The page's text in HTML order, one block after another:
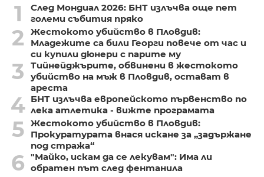
1
След Мондиал 2026: БНТ излъчва още пет
големи събития пряко
2
Жестокото убийство в Пловдив:
Младежите са били Георги повече от час и
си купили дюнери с парите му
3
Тийнейджърите, обвинени в жестокото
убийство на мъж в Пловдив, остават в
ареста
4 БНТ излъчва европейското първенство по
лека атлетика - вижте програмата
5 Жестокото убийство в Пловдив:
Прокуратурата внася искане за „задържане
под стража“
6 "Майко, искам да се лекувам": Има ли
обратен път след фентанила